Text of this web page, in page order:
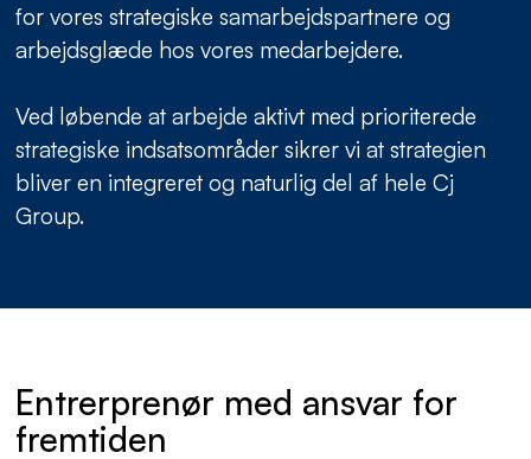
for vores strategiske samarbejdspartnere og
arbejdsglæde hos vores medarbejdere.
Ved løbende at arbejde aktivt med prioriterede
strategiske indsatsområder sikrer vi at strategien
bliver en integreret og naturlig del af hele Cj
Group.
Entrerprenør med ansvar for
fremtiden